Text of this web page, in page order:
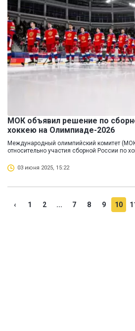
МОК объявил решение по
хоккею на Олимпиаде-2026
Международный олимпийский комитет
относительно участия сборной России по
03 июня 2025, 15:22
‹ 1 2 ... 7 8 9 10